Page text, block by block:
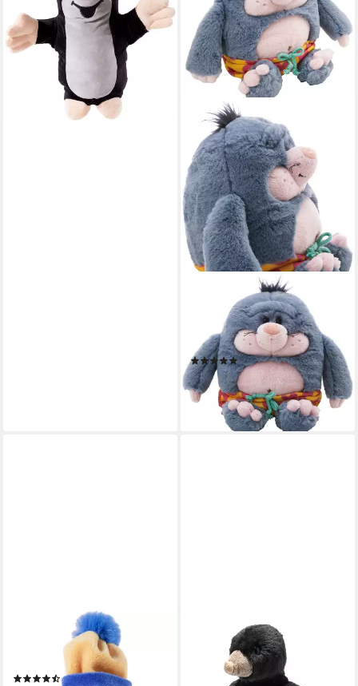
ab 12,49 € UVP14,99 €
-17%
lieferbar - in 6-8 Werktagen bei dir
Kuscheltier Spring Summer,
Maulwurf Berti Bermuda, 30
cm schlenkernd
(1)
ab 15,70 € UVP 26,99 €
-42%
lieferbar - in 1-2 Werktagen bei dir
Kuscheltier Kleiner Maulwurf
(2)
Kuscheltier
ab 44,90 €
lieferbar - in 2-3 Werktagen bei dir